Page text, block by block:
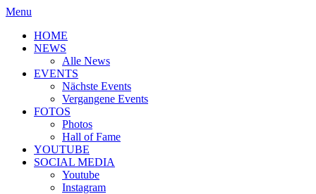
Menu
HOME
NEWS
Alle News
EVENTS
Nächste Events
Vergangene Events
FOTOS
Photos
Hall of Fame
YOUTUBE
SOCIAL MEDIA
Youtube
Instagram